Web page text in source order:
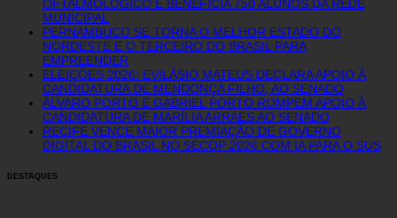
OFTALMOLÓGICO E BENEFICIA 750 ALUNOS DA REDE
MUNICIPAL
PERNAMBUCO SE TORNA O MELHOR ESTADO DO
NORDESTE E O TERCEIRO DO BRASIL PARA
EMPREENDER
ELEIÇÕES 2026: EVILÁSIO MATEUS DECLARA APOIO À
CANDIDATURA DE MENDONÇA FILHO, AO SENADO
ÁLVARO PORTO E GABRIEL PORTO ROMPEM APOIO À
CANDIDATURA DE MARÍLIA ARRAES AO SENADO
RECIFE VENCE MAIOR PREMIAÇÃO DE GOVERNO
DIGITAL DO BRASIL NO SECOP 2026 COM IA PARA O SUS
DESTAQUES